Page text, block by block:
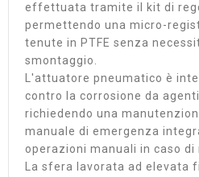
effettuata tramite il kit di
permettendo una micro-
tenute in PTFE senza
smontaggio.
L'attuatore pneumatico è
contro la corrosione da
richiedendo una
manuale di emergenza
operazioni manuali in caso di
La sfera lavorata ad elevata